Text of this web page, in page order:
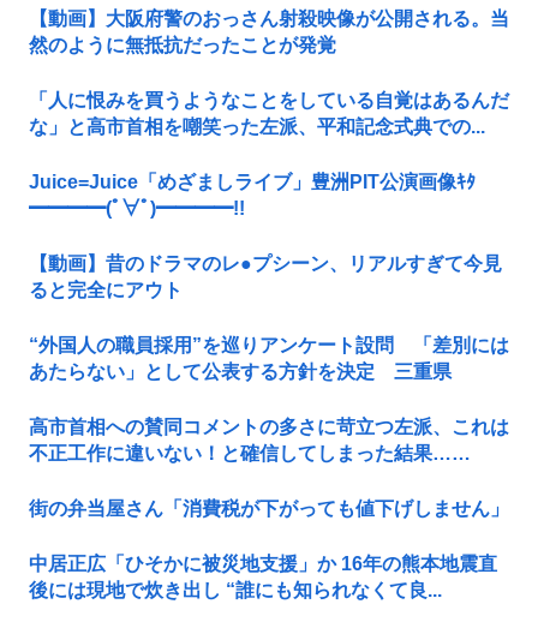
【動画】大阪府警のおっさん射殺映像が公開される。当
然のように無抵抗だったことが発覚
「人に恨みを買うようなことをしている自覚はあるんだ
な」と高市首相を嘲笑った左派、平和記念式典での...
Juice=Juice「めざましライブ」豊洲PIT公演画像ｷﾀ
━━━━(ﾟ∀ﾟ)━━━━!!
【動画】昔のドラマのレ●プシーン、リアルすぎて今見
ると完全にアウト
“外国人の職員採用”を巡りアンケート設問 「差別には
あたらない」として公表する方針を決定 三重県
高市首相への賛同コメントの多さに苛立つ左派、これは
不正工作に違いない！と確信してしまった結果……
街の弁当屋さん「消費税が下がっても値下げしません」
中居正広「ひそかに被災地支援」か 16年の熊本地震直
後には現地で炊き出し “誰にも知られなくて良...